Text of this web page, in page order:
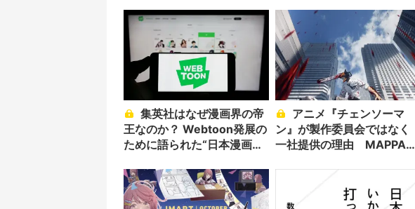
王なのか？ Webtoon発展の
ために語られた“日本漫画か
ン』が製作委員会ではなく
一社提供の理由 MAPPAが